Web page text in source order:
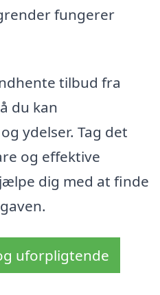
fungerer
tilbud fra
du kan
ydelser. Tag det
og effektive
dig med at finde
uforpligtende